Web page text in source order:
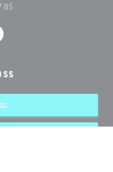
85
((öppnas i ett nytt
((öppnas i ett nytt